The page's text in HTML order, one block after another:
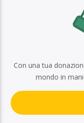
Con una tua
mondo in